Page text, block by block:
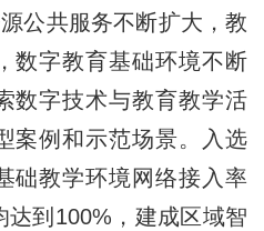
公共服务不断扩大，教
数字教育基础环境不断
数字技术与教育教学活
案例和示范场景。入选
础教学环境网络接入率
到100%，建成区域智